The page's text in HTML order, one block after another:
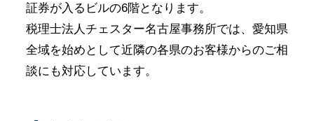
証券が入るビルの6階となります。
税理士法人チェスター名古屋事務所では、愛知県
全域を始めとして近隣の各県のお客様からのご相
談にも対応しています。